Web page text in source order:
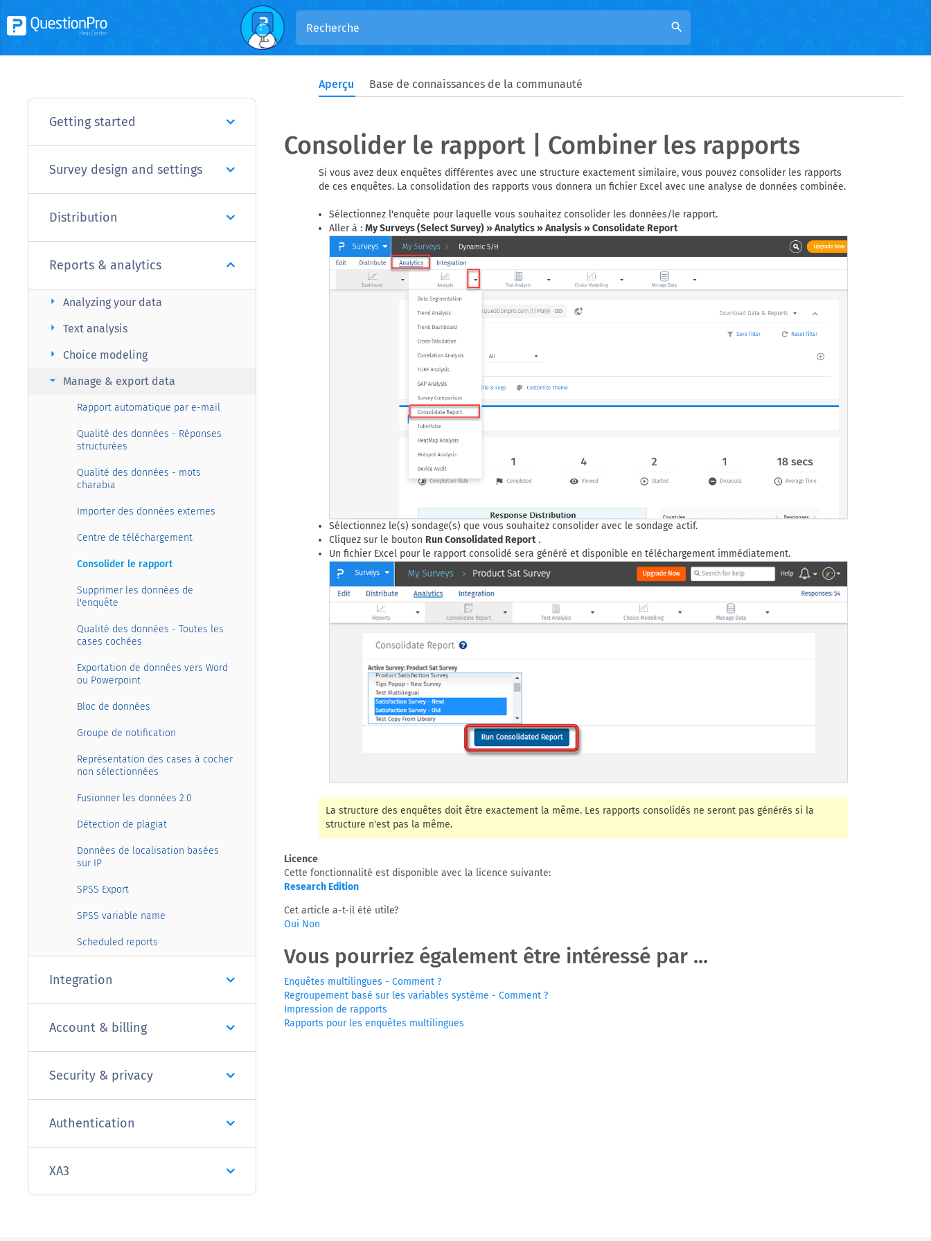
search
Aperçu Base de connaissances de la communauté
Getting started
Survey design and settings
Distribution
Reports & analytics
Analyzing your data
arrow_right
Text analysis
arrow_right
Choice modeling
arrow_right
Manage & export data
arrow_right
Rapport automatique par e-mail
Qualité des données - Réponses
structurées
Qualité des données - mots
charabia
Importer des données externes
Centre de téléchargement
Consolider le rapport
Supprimer les données de
l'enquête
Qualité des données - Toutes les
cases cochées
Exportation de données vers Word
ou Powerpoint
Bloc de données
Groupe de notification
Représentation des cases à cocher
non sélectionnées
Fusionner les données 2.0
Détection de plagiat
Données de localisation basées
sur IP
SPSS Export
SPSS variable name
Scheduled reports
Integration
Account & billing
Security & privacy
Authentication
XA3
Consolider le rapport | Combiner les rapports
Si vous avez deux enquêtes différentes avec une structure exactement similaire, vous pouvez consolider les rapports
de ces enquêtes. La consolidation des rapports vous donnera un fichier Excel avec une analyse de données combinée.
Sélectionnez l'enquête pour laquelle vous souhaitez consolider les données/le rapport.
Aller à : My Surveys (Select Survey) » Analytics » Analysis » Consolidate Report
Sélectionnez le(s) sondage(s) que vous souhaitez consolider avec le sondage actif.
Cliquez sur le bouton Run Consolidated Report.
Un fichier Excel pour le rapport consolidé sera généré et disponible en téléchargement immédiatement.
La structure des enquêtes doit être exactement la même. Les rapports consolidés ne seront pas générés si la
structure n'est pas la même.
Licence
Cette fonctionnalité est disponible avec la licence suivante:
Research Edition
Cet article a-t-il été utile?
Oui Non
Vous pourriez également être intéressé par ...
Enquêtes multilingues - Comment ?
Regroupement basé sur les variables système - Comment ?
Impression de rapports
Rapports pour les enquêtes multilingues